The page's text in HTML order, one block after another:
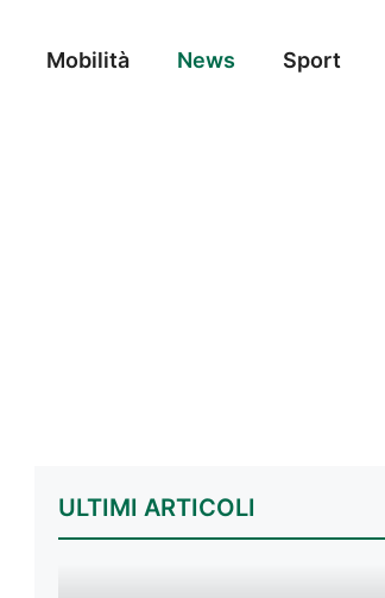
Mobilità News Sport
ULTIMI ARTICOLI